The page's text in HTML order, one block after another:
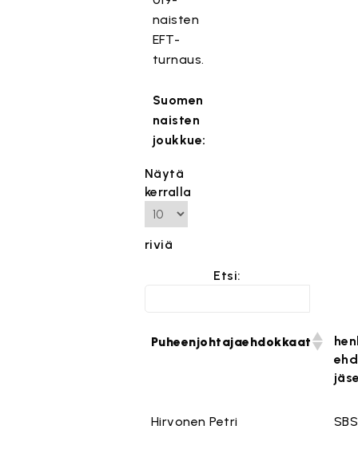
naisten
EFT-
turnaus.
Suomen
naisten
joukkue:
Näytä
kerralla
riviä
Etsi:
Puheenjohtajaehdokkaat
Hirvonen Petri